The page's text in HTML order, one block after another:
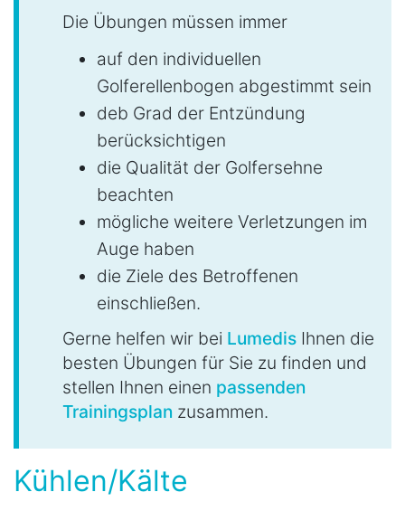
Die Übungen müssen immer
auf den individuellen
Golferellenbogen abgestimmt sein
deb Grad der Entzündung
berücksichtigen
die Qualität der Golfersehne
beachten
mögliche weitere Verletzungen im
Auge haben
die Ziele des Betroffenen
einschließen.
Gerne helfen wir bei Lumedis Ihnen die
besten Übungen für Sie zu finden und
stellen Ihnen einen passenden
Trainingsplan zusammen.
Kühlen/Kälte